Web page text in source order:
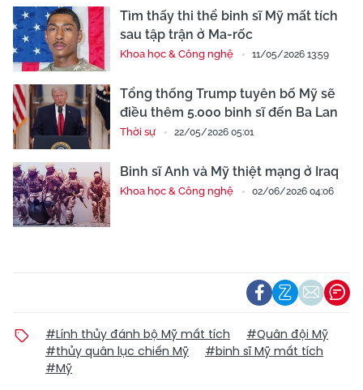
Tìm thấy thi thể binh sĩ Mỹ mất tích
sau tập trận ở Ma-rốc
Khoa học & Công nghệ 11/05/2026 13:59
Tổng thống Trump tuyên bố Mỹ sẽ
điều thêm 5.000 binh sĩ đến Ba Lan
Thời sự 22/05/2026 05:01
Binh sĩ Anh và Mỹ thiệt mạng ở Iraq
Khoa học & Công nghệ 02/06/2026 04:06
#Lính thủy đánh bộ Mỹ mất tích
#Quân đội Mỹ
#thủy quân lục chiến Mỹ
#binh sĩ Mỹ mất tích
#Mỹ